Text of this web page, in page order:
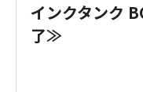
インクタンク
了≫